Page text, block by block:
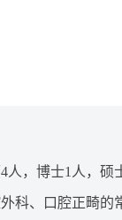
人，博士1人，硕
科、口腔正畸的